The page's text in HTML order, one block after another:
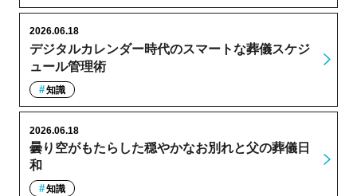
デジタルカレンダー時代のスマートな葬儀スケジ
ュール管理術
2026.06.18
知識
曇り空がもたらした穏やかなお別れと父の葬儀日
和
2026.06.18
知識